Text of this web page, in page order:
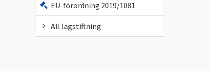
EU-förordning 2019/1081
All lagstiftning